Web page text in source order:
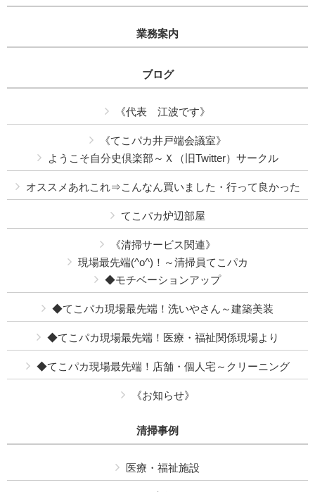
業務案内
ブログ
《代表 江波です》
《てこパカ井戸端会議室》
ようこそ自分史倶楽部～Ｘ（旧Twitter）サークル
オススメあれこれ⇒こんなん買いました・行って良かった
てこパカ炉辺部屋
《清掃サービス関連》
現場最先端(^o^)！～清掃員てこパカ
◆モチベーションアップ
◆てこパカ現場最先端！洗いやさん～建築美装
◆てこパカ現場最先端！医療・福祉関係現場より
◆てこパカ現場最先端！店舗・個人宅～クリーニング
《お知らせ》
清掃事例
医療・福祉施設